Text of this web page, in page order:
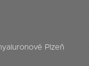
Plzeň